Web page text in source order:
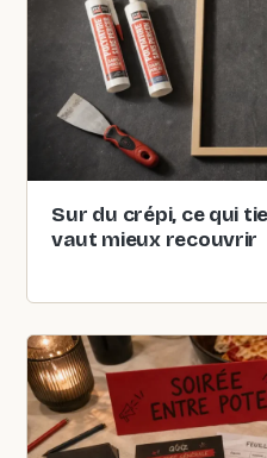
Sur du crépi, ce qui
vaut mieux recouvrir